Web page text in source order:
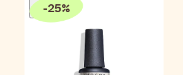
-25%